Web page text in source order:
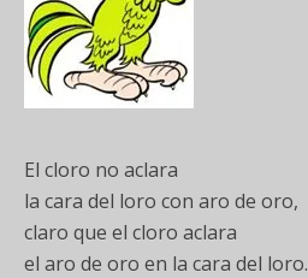
El cloro no aclara
la cara del loro con aro de oro,
claro que el cloro aclara
el aro de oro en la cara del loro.